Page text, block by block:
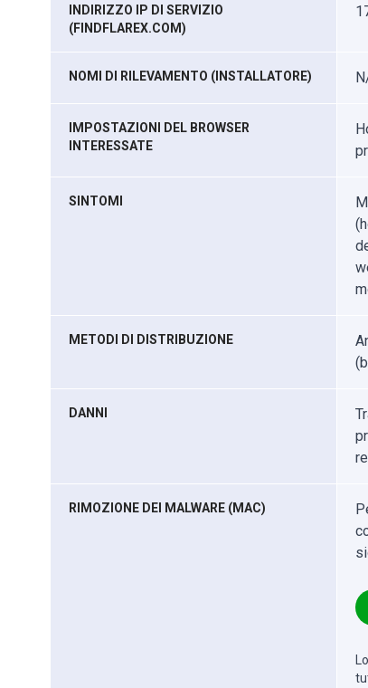
INDIRIZZO IP DI SERVIZIO
(FINDFLAREX.COM)
NOMI DI RILEVAMENTO (INSTALLATORE)
IMPOSTAZIONI DEL BROWSER
INTERESSATE
SINTOMI
METODI DI DISTRIBUZIONE
DANNI
RIMOZIONE DEI MALWARE (MAC)